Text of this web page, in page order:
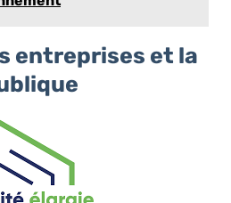
entreprises et la